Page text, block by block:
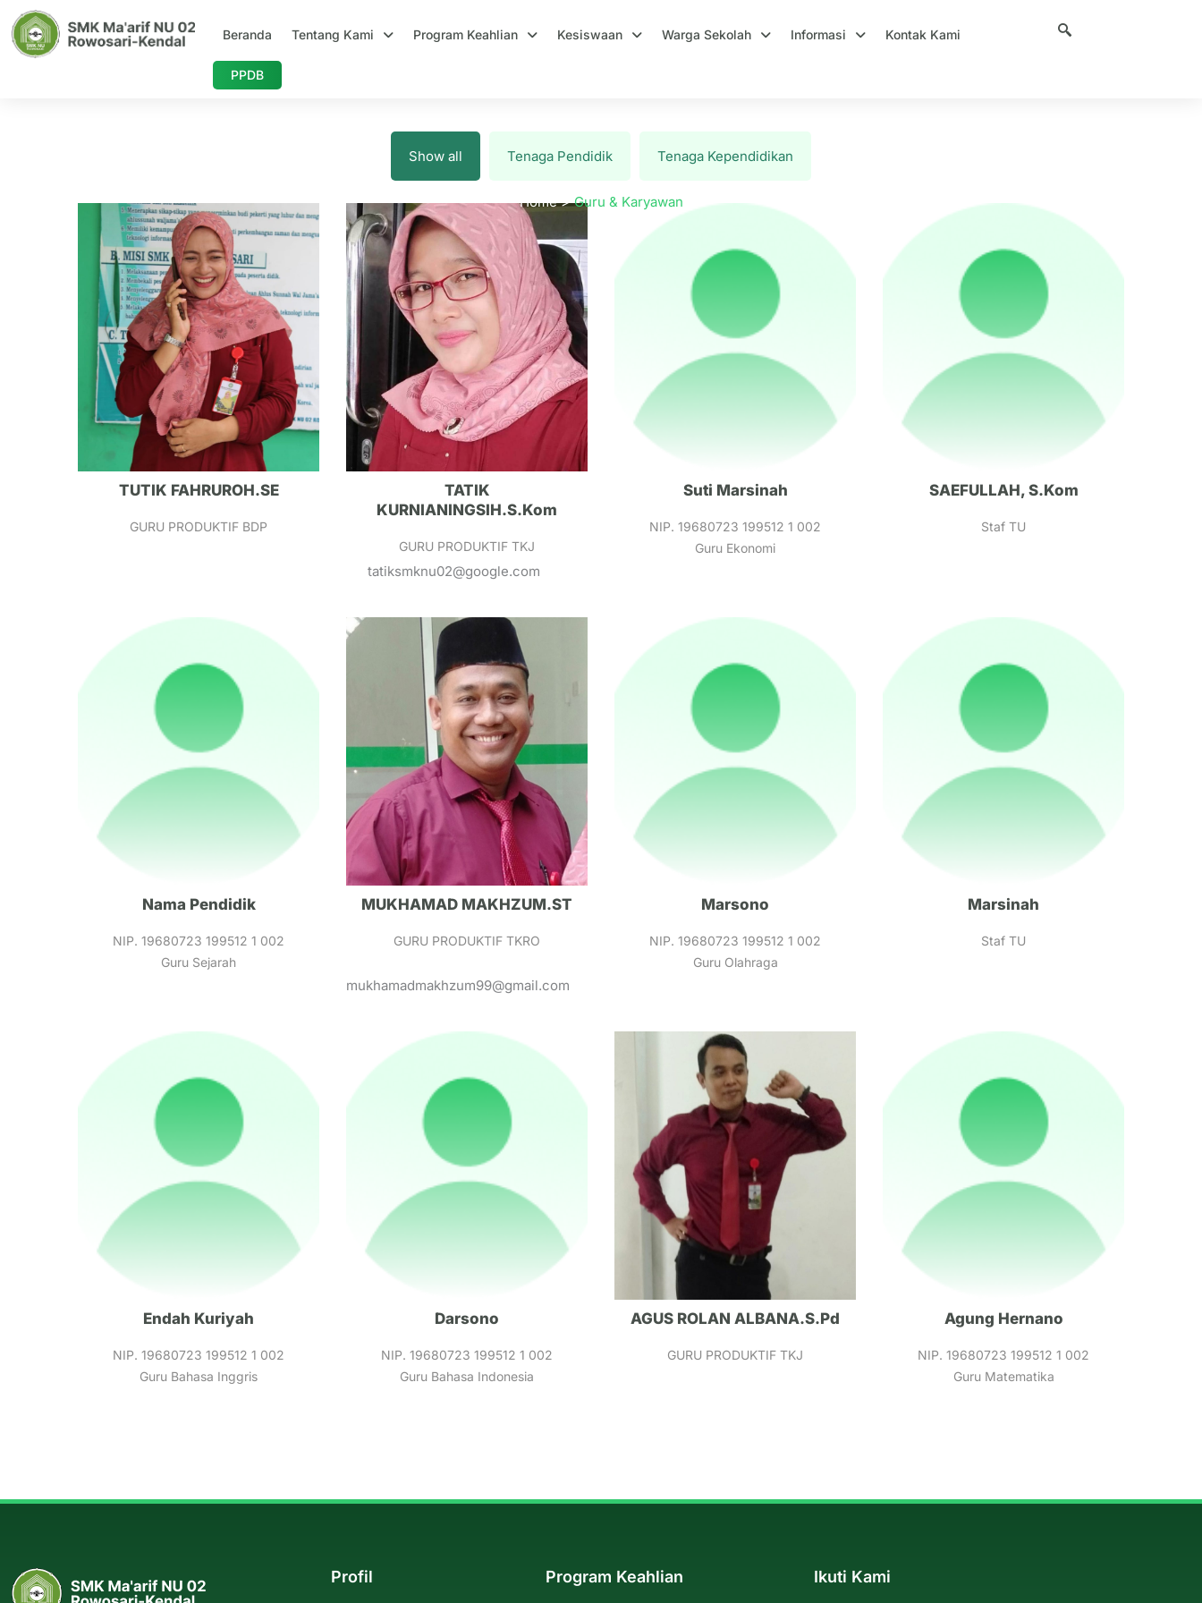
Skip
content
Beranda Tentang Kami Program Keahlian Kesiswaan Warga Sekolah Informasi Kontak Kami
PPDB
Home Guru & Karyawan
Show all Tenaga Pendidik Tenaga Kependidikan
TUTIK FAHRUROH.SE
GURU PRODUKTIF BDP
TATIK
KURNIANINGSIH.S.Kom
GURU PRODUKTIF TKJ
tatiksmknu02@google.com
Suti Marsinah
NIP. 19680723 199512 1 002
Guru Ekonomi
SAEFULLAH, S.Kom
Staf TU
Nama Pendidik
NIP. 19680723 199512 1 002
Guru Sejarah
MUKHAMAD MAKHZUM.ST
GURU PRODUKTIF TKRO
mukhamadmakhzum99@gmail.com
Marsono
NIP. 19680723 199512 1 002
Guru Olahraga
Marsinah
Staf TU
Endah Kuriyah
NIP. 19680723 199512 1 002
Guru Bahasa Inggris
Darsono
NIP. 19680723 199512 1 002
Guru Bahasa Indonesia
AGUS ROLAN ALBANA.S.Pd
GURU PRODUKTIF TKJ
Agung Hernano
NIP. 19680723 199512 1 002
Guru Matematika
Profil Program Keahlian Ikuti Kami